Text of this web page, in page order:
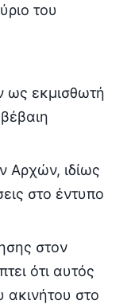
του
ως εκμισθωτή
Αρχών, ιδίως
στο έντυπο
στον
ότι αυτός
ακινήτου στο